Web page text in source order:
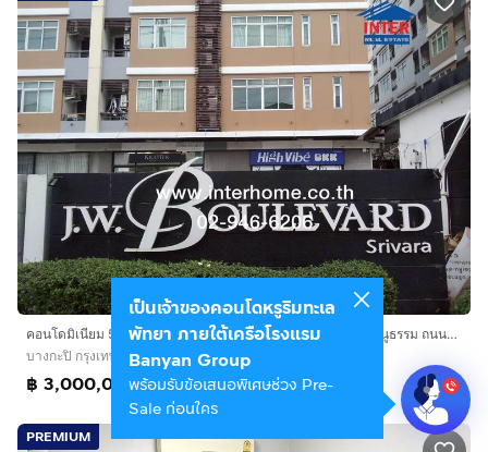
คอนโดมิเนียม 57.57 ตร.ม. เจ ดับบลิว บูเลอวาร์ด ถนนประดิษฐมนูธรรม ถนนศรีวรา เขตบางกะปิ กรุงเทพมหานคร
บางกะปิ กรุงเทพมหานคร
฿ 3,000,000
PREMIUM
เป็นเจ้าของคอนโดหรูริมทะเล
พัทยา ภายใต้เครือโรงแรม
Banyan Group
พร้อมรับข้อเสนอพิเศษช่วง Pre-
Sale ก่อนใคร